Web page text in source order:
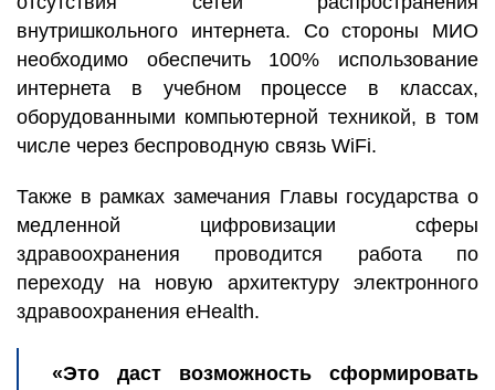
внутришкольного интернета. Со стороны МИО
необходимо обеспечить 100% использование
интернета в учебном процессе в классах,
оборудованными компьютерной техникой, в том
числе через беспроводную связь WiFi.
Также в рамках замечания Главы государства о
медленной цифровизации сферы
здравоохранения проводится работа по
переходу на новую архитектуру электронного
здравоохранения eHealth.
«Это даст возможность сформировать